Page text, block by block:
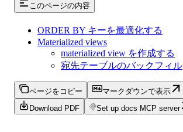
このページの内容
ORDER BY キーを最適化する
Materialized views
materialized view を作成する
宛先テーブルのバックフィル
ページをコピー
マークダウンで表示
Download PDF
Set up docs MCP server